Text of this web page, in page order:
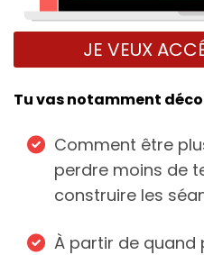
JE VEUX
Tu vas notamment
Comment être
perdre moins de
construire les
À partir de quand